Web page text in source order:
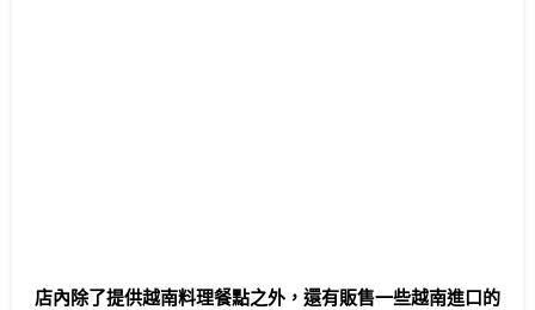
店內除了提供越南料理餐點之外，還有販售一些越南進口的